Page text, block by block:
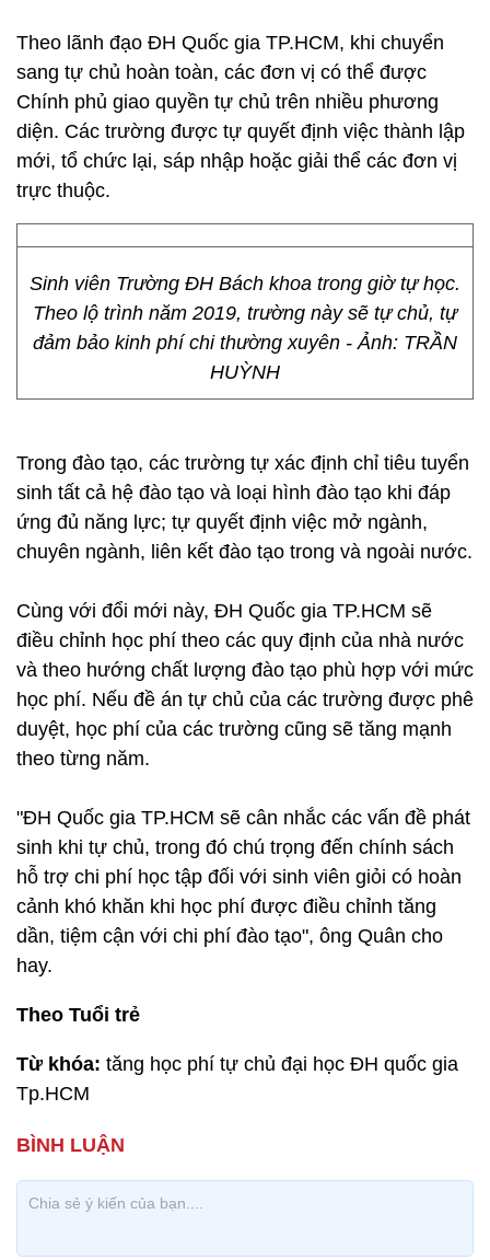
Theo lãnh đạo ĐH Quốc gia TP.HCM, khi chuyển
sang tự chủ hoàn toàn, các đơn vị có thể được
Chính phủ giao quyền tự chủ trên nhiều phương
diện. Các trường được tự quyết định việc thành lập
mới, tổ chức lại, sáp nhập hoặc giải thể các đơn vị
trực thuộc.
Sinh viên Trường ĐH Bách khoa trong giờ tự học.
Theo lộ trình năm 2019, trường này sẽ tự chủ, tự
đảm bảo kinh phí chi thường xuyên - Ảnh: TRẦN
HUỲNH
Trong đào tạo, các trường tự xác định chỉ tiêu tuyển
sinh tất cả hệ đào tạo và loại hình đào tạo khi đáp
ứng đủ năng lực; tự quyết định việc mở ngành,
chuyên ngành, liên kết đào tạo trong và ngoài nước.
Cùng với đổi mới này, ĐH Quốc gia TP.HCM sẽ
điều chỉnh học phí theo các quy định của nhà nước
và theo hướng chất lượng đào tạo phù hợp với mức
học phí. Nếu đề án tự chủ của các trường được phê
duyệt, học phí của các trường cũng sẽ tăng mạnh
theo từng năm.
"ĐH Quốc gia TP.HCM sẽ cân nhắc các vấn đề phát
sinh khi tự chủ, trong đó chú trọng đến chính sách
hỗ trợ chi phí học tập đối với sinh viên giỏi có hoàn
cảnh khó khăn khi học phí được điều chỉnh tăng
dần, tiệm cận với chi phí đào tạo", ông Quân cho
hay.
Theo Tuổi trẻ
Từ khóa: tăng học phí tự chủ đại học ĐH quốc gia
Tp.HCM